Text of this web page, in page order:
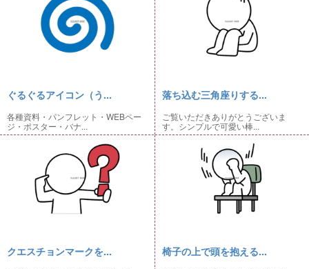
ぐるぐるアイコン（う...
各種資料・パンフレット・WEBペー
ジ・ポスター・バナ...
落ち込む三角座りする...
ご覧いただきありがとうございま
す。シンプルで可愛い棒...
クエスチョンマークを... 椅子の上で頭を抱える...